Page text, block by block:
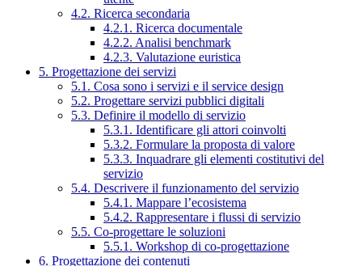
4.2. Ricerca secondaria
4.2.1. Ricerca documentale
4.2.2. Analisi benchmark
4.2.3. Valutazione euristica
5. Progettazione dei servizi
5.1. Cosa sono i servizi e il service design
5.2. Progettare servizi pubblici digitali
5.3. Definire il modello di servizio
5.3.1. Identificare gli attori coinvolti
5.3.2. Formulare la proposta di valore
5.3.3. Inquadrare gli elementi costitutivi del
servizio
5.4. Descrivere il funzionamento del servizio
5.4.1. Mappare l’ecosistema
5.4.2. Rappresentare i flussi di servizio
5.5. Co-progettare le soluzioni
5.5.1. Workshop di co-progettazione
6. Progettazione dei contenuti